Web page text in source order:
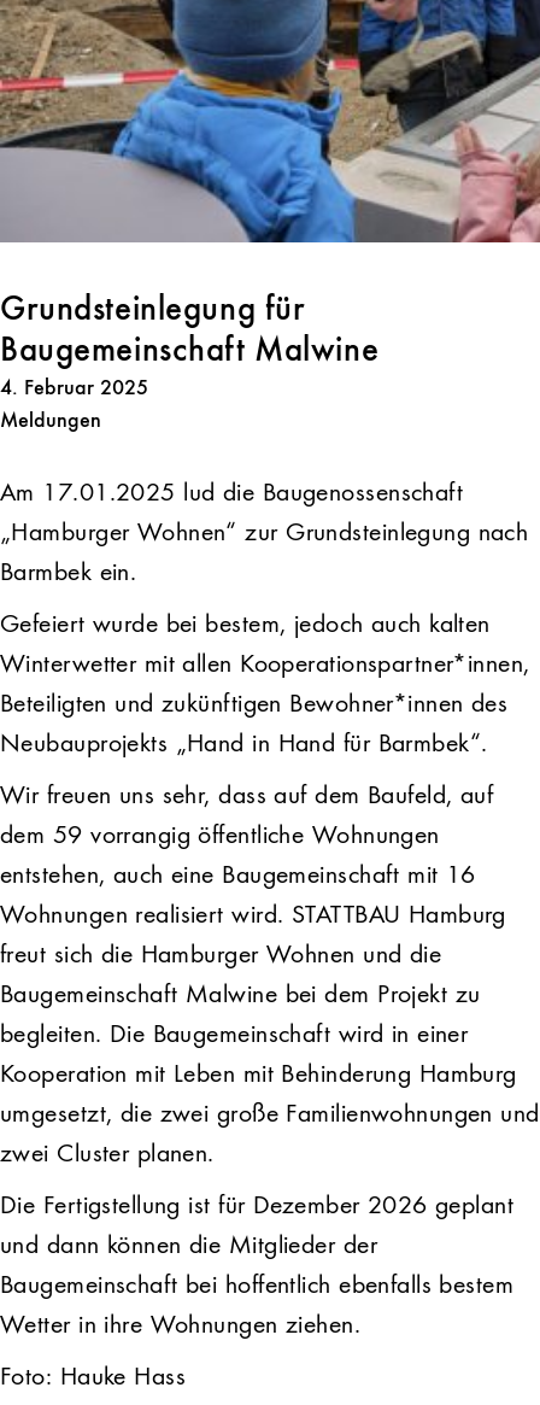
Grundsteinlegung für
Baugemeinschaft Malwine
4. Februar 2025
Meldungen
Am 17.01.2025 lud die Baugenossenschaft
„Hamburger Wohnen“ zur Grundsteinlegung nach
Barmbek ein.
Gefeiert wurde bei bestem, jedoch auch kalten
Winterwetter mit allen Kooperationspartner*innen,
Beteiligten und zukünftigen Bewohner*innen des
Neubauprojekts „Hand in Hand für Barmbek“.
Wir freuen uns sehr, dass auf dem Baufeld, auf
dem 59 vorrangig öffentliche Wohnungen
entstehen, auch eine Baugemeinschaft mit 16
Wohnungen realisiert wird. STATTBAU Hamburg
freut sich die Hamburger Wohnen und die
Baugemeinschaft Malwine bei dem Projekt zu
begleiten. Die Baugemeinschaft wird in einer
Kooperation mit Leben mit Behinderung Hamburg
umgesetzt, die zwei große Familienwohnungen und
zwei Cluster planen.
Die Fertigstellung ist für Dezember 2026 geplant
und dann können die Mitglieder der
Baugemeinschaft bei hoffentlich ebenfalls bestem
Wetter in ihre Wohnungen ziehen.
Foto: Hauke Hass